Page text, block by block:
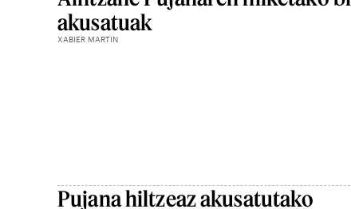
akusatuak
XABIER MARTIN
Pujana hiltzeaz akusatutako